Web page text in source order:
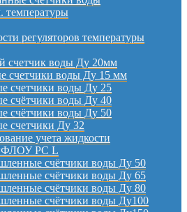
температуры
регуляторов температуры
счетчик воды Ду 20мм
счетчики воды Ду 15 мм
счетчики воды Ду 25
счётчики воды Ду 40
счётчики воды Ду 50
счетчики Ду 32
учета жидкости
РС L
счётчики воды Ду 50
счётчики воды Ду 65
счётчики воды Ду 80
счётчики воды Ду100